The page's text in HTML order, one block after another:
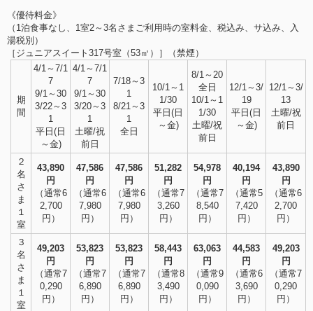
《優待料金》
（1泊食事なし、1室2～3名さまご利用時の室料金、税込み、サ込み、入
湯税別）
［ジュニアスイート317号室（53㎡）］（禁煙）
期
間
4/1～7/1
7
9/1～30
3/22～3
1
平日(日
～金)
4/1～7/1
7
9/1～30
3/20～3
1
土曜/祝
前日
7/18～3
1
8/21～3
1
全日
10/1～1
1/30
平日(日
～金)
8/1～20
全日
10/1～1
1/30
土曜/祝
前日
12/1～3/
19
平日(日
～金)
12/1～3/
13
土曜/祝
前日
２
名
さ
ま
１
室
43,890
円
（通常6
2,700
円）
47,586
円
（通常6
7,980
円）
47,586
円
（通常6
7,980
円）
51,282
円
（通常7
3,260
円）
54,978
円
（通常7
8,540
円）
40,194
円
（通常5
7,420
円）
43,890
円
（通常6
2,700
円）
３
名
さ
ま
１
室
49,203
円
（通常7
0,290
円）
53,823
円
（通常7
6,890
円）
53,823
円
（通常7
6,890
円）
58,443
円
（通常8
3,490
円）
63,063
円
（通常9
0,090
円）
44,583
円
（通常6
3,690
円）
49,203
円
（通常7
0,290
円）